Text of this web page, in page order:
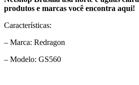
produtos e marcas você encontra aqui!
Características:
– Marca: Redragon
– Modelo: GS560